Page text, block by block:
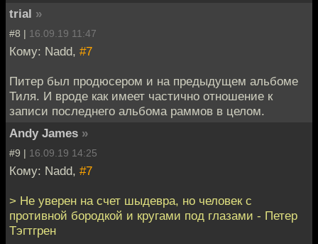
trial »
#8 | 16.09.19 11:47
Кому: Nadd, #7
Питер был продюсером и на предыдущем альбоме
Тиля. И вроде как имеет частично отношение к
записи последнего альбома раммов в целом.
Andy James »
#9 | 16.09.19 14:25
Кому: Nadd, #7
> Не уверен на счет шыдевра, но человек с
противной бородкой и кругами под глазами - Петер
Тэгтгрен